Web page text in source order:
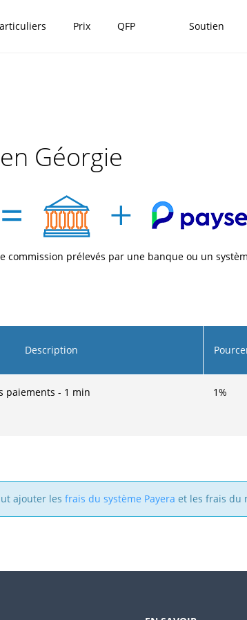
Prix QFP Soutien
Géorgie
commission prélevés par une banque ou un
Description
paiements - 1 min 1%
ajouter les frais du système Payera et les frais du